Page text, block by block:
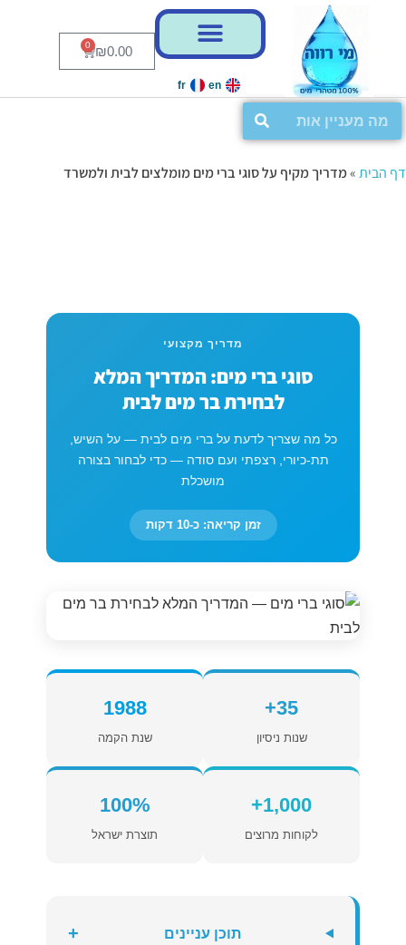
₪0.00
0
en
fr
דף הבית»מדריך מקיף על סוגי ברי מים מומלצים לבית ולמשרד
מדריך מקצועי
סוגי ברי מים: המדריך המלא
לבחירת בר מים לבית
כל מה שצריך לדעת על ברי מים לבית — על השיש,
תת-כיורי, רצפתי ועם סודה — כדי לבחור בצורה
מושכלת
זמן קריאה: כ-10 דקות
35+
שנות ניסיון
1988
שנת הקמה
1,000+
לקוחות מרוצים
100%
תוצרת ישראל
תוכן עניינים +